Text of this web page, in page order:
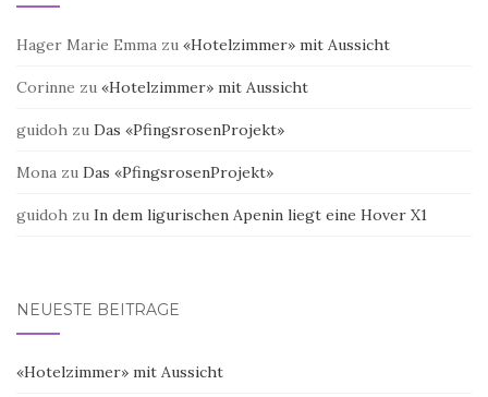
Hager Marie Emma zu «Hotelzimmer» mit Aussicht
Corinne zu «Hotelzimmer» mit Aussicht
guidoh zu Das «PfingsrosenProjekt»
Mona zu Das «PfingsrosenProjekt»
guidoh zu In dem ligurischen Apenin liegt eine Hover X1
NEUESTE BEITRÄGE
«Hotelzimmer» mit Aussicht